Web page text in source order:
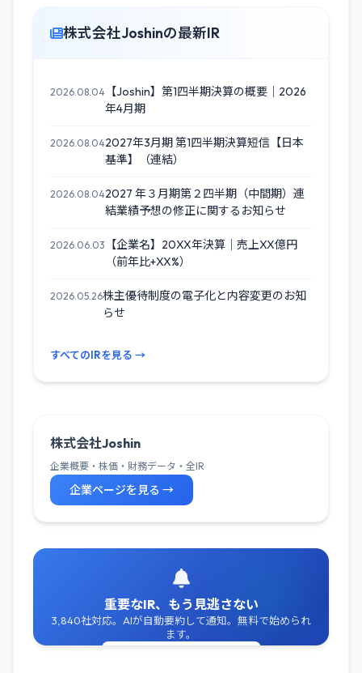
株式会社Joshinの最新IR
2026.08.04 【Joshin】第1四半期決算の概要｜2026
年4月期
2026.08.042027年3月期 第1四半期決算短信【日本
基準】（連結）
2026.08.042027 年３月期第２四半期（中間期）連
結業績予想の修正に関するお知らせ
2026.06.03
【企業名】20XX年決算｜売上XX億円
（前年比+XX%）
2026.05.26株主優待制度の電子化と内容変更のお知
らせ
すべてのIRを見る →
株式会社Joshin
企業概要・株価・財務データ・全IR
企業ページを見る →
重要なIR、もう見逃さない
3,840社対応。AIが自動要約して通知。無料で始められ
ます。